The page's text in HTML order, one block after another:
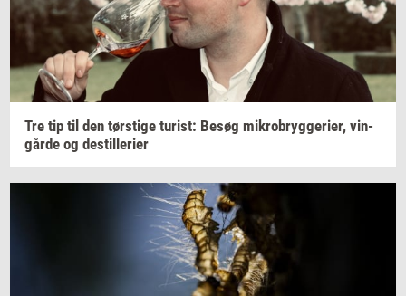
Tre tip til den tørsti­ge turist: Besøg mi­kro­bryg­ge­ri­er, vin­
går­de og destil­le­ri­er